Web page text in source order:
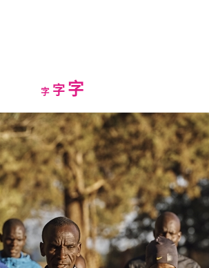
字Decrease
size.
字Reset
size.
字Increase
font
size.